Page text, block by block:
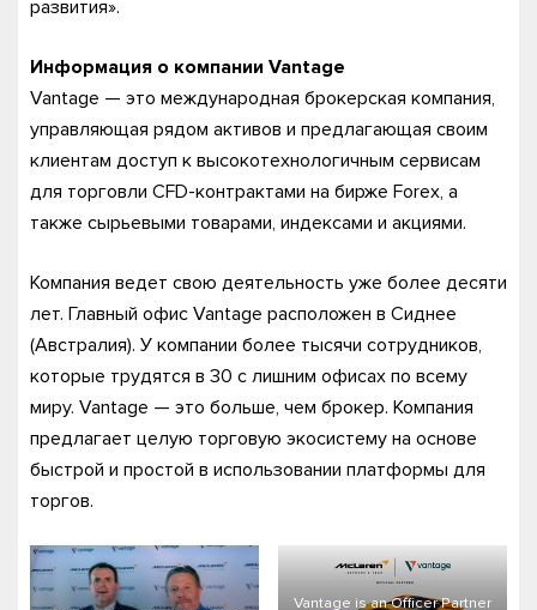
развития».
Информация о компании Vantage
Vantage — это международная брокерская компания,
управляющая рядом активов и предлагающая своим
клиентам доступ к высокотехнологичным сервисам
для торговли CFD-контрактами на бирже Forex, а
также сырьевыми товарами, индексами и акциями.
Компания ведет свою деятельность уже более десяти
лет. Главный офис Vantage расположен в Сиднее
(Австралия). У компании более тысячи сотрудников,
которые трудятся в 30 с лишним офисах по всему
миру. Vantage — это больше, чем брокер. Компания
предлагает целую торговую экосистему на основе
быстрой и простой в использовании платформы для
торгов.
Vantage is an Officer Partner